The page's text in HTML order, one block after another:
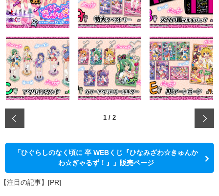
1 / 2
「ひぐらしのなく頃に 卒 WEBくじ『ひなみざわ☆きゅんか
わ☆ぎゃるず！』」販売ページ
【注目の記事】[PR]